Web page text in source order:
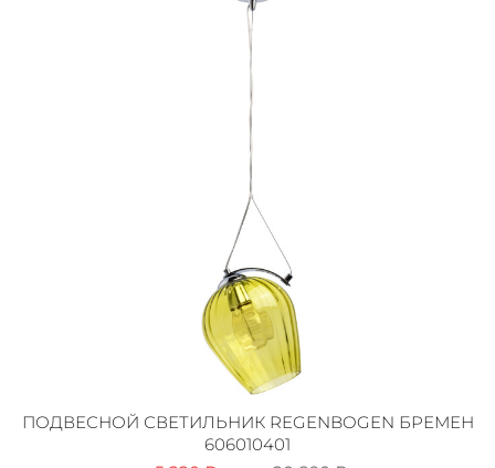
ПОДВЕСНОЙ СВЕТИЛЬНИК REGENBOGEN БРЕМЕН
606010401